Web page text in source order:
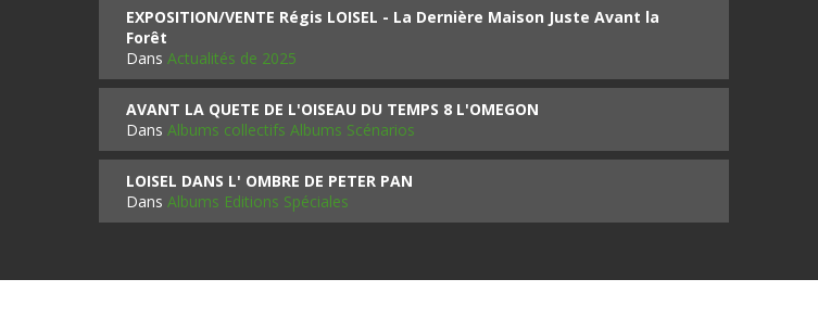
EXPOSITION/VENTE Régis LOISEL - La Dernière Maison Juste Avant la
Forêt
Dans Actualités de 2025
AVANT LA QUETE DE L'OISEAU DU TEMPS 8 L'OMEGON
Dans Albums collectifs Albums Scénarios
LOISEL DANS L' OMBRE DE PETER PAN
Dans Albums Editions Spéciales